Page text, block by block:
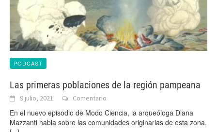
PODCAST
Las primeras poblaciones de la región pampeana
9 julio, 2021 Comentario
En el nuevo episodio de Modo Ciencia, la arqueóloga Diana
Mazzanti habla sobre las comunidades originarias de esta zona.